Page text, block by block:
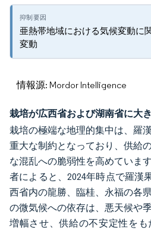
亜熱帯地域における気候変動に
変動
情報源: Mordor Intelligence
栽培が広西省および湖南省に大
栽培の極端な地理的集中は、羅
重大な制約となっており、供給
な混乱への脆弱性を高めていま
者によると、2024年時点で羅漢
西省内の龍勝、臨桂、永福の各
の微気候への依存は、悪天候や
増幅させ、供給の不安定性を